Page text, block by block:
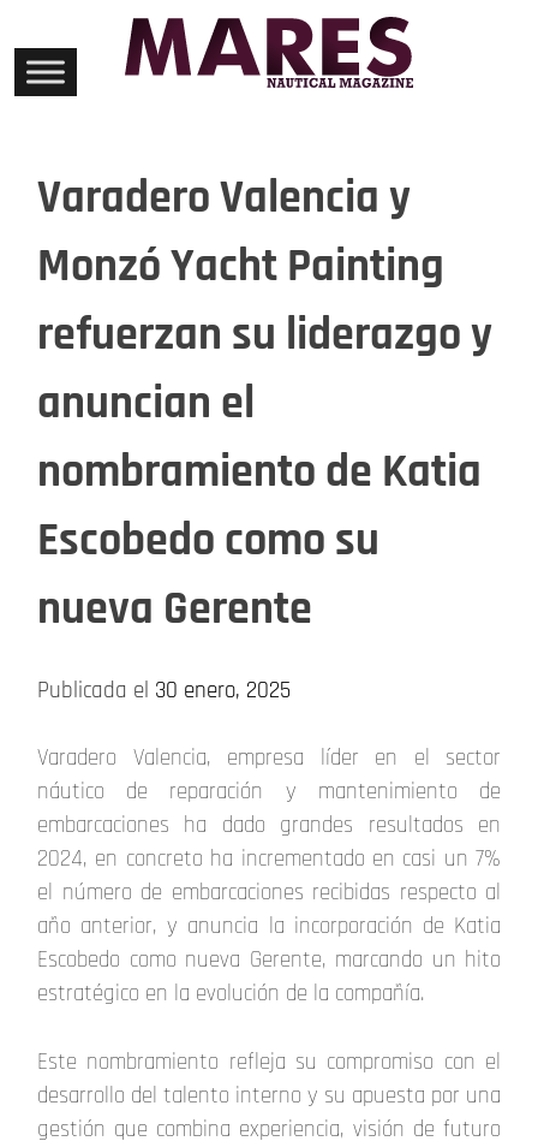
content
Varadero Valencia y
Monzó Yacht Painting
refuerzan su liderazgo y
anuncian el
nombramiento de Katia
Escobedo como su
nueva Gerente
Publicada el 30 enero, 2025
Varadero Valencia, empresa líder en el sector
náutico de reparación y mantenimiento de
embarcaciones ha dado grandes resultados en
2024, en concreto ha incrementado en casi un 7%
el número de embarcaciones recibidas respecto al
año anterior, y anuncia la incorporación de Katia
Escobedo como nueva Gerente, marcando un hito
estratégico en la evolución de la compañía.
Este nombramiento refleja su compromiso con el
desarrollo del talento interno y su apuesta por una
gestión que combina experiencia, visión de futuro